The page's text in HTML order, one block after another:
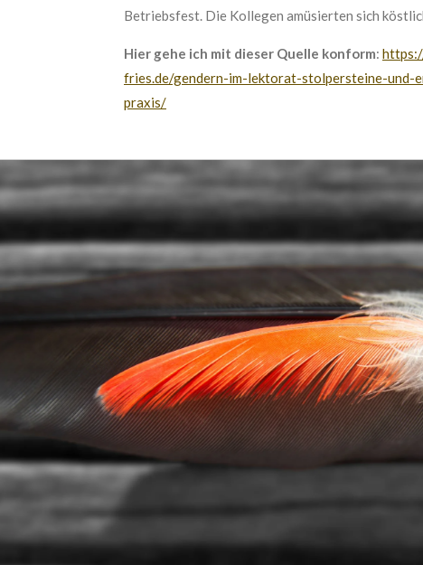
Betriebsfest. Die Kollegen amüsierten sich
Hier gehe ich mit dieser Quelle konform:
fries.de/gendern-im-lektorat-stolpersteine-und-
praxis/